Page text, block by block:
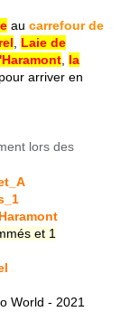
au carrefour de
Laie de
la
arriver en
lors des
et 1
World - 2021